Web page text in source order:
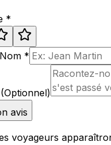
*
*
avis
voyageurs